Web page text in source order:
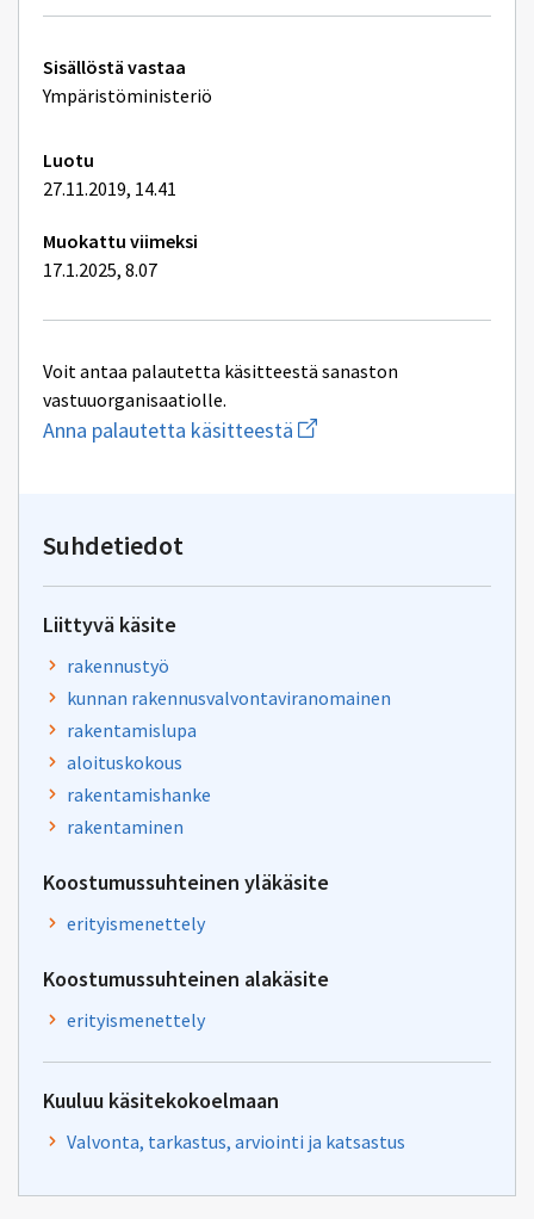
Tekniset
lisätiedot
Sisällöstä vastaa
Ympäristöministeriö
Luotu
27.11.2019, 14.41
Muokattu viimeksi
17.1.2025, 8.07
Voit antaa palautetta käsitteestä sanaston
vastuuorganisaatiolle.
Anna palautetta käsitteestä Aloita
uuden
Suhdetiedot
Liittyvä käsite
rakennustyö
kunnan rakennusvalvontaviranomainen
rakentamislupa
aloituskokous
rakentamishanke
rakentaminen
Koostumussuhteinen yläkäsite
erityismenettely
Koostumussuhteinen alakäsite
erityismenettely
Kuuluu käsitekokoelmaan
Valvonta, tarkastus, arviointi ja katsastus